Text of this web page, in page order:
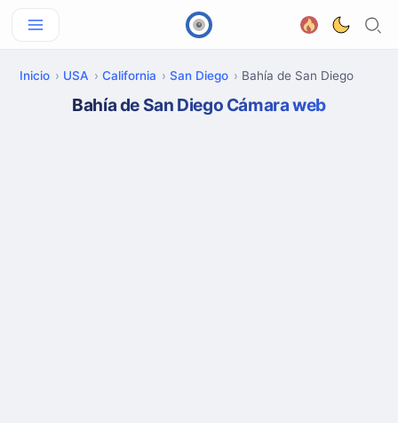
Inicio USA California San Diego Bahía de San Diego
Bahía de San Diego Cámara web